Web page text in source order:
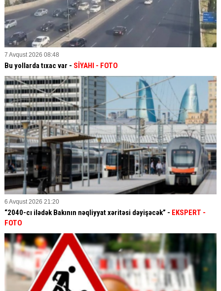
7 Avqust 2026 08:48
Bu yollarda tıxac var - SİYAHI - FOTO
6 Avqust 2026 21:20
“2040-cı ilədək Bakının nəqliyyat xəritəsi dəyişəcək” - EKSPERT -
FOTO